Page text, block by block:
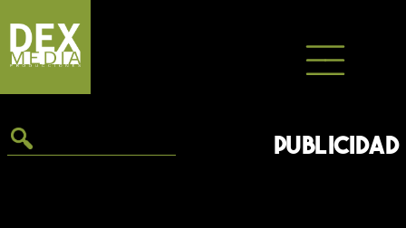
contenido
PUBLICIDAD